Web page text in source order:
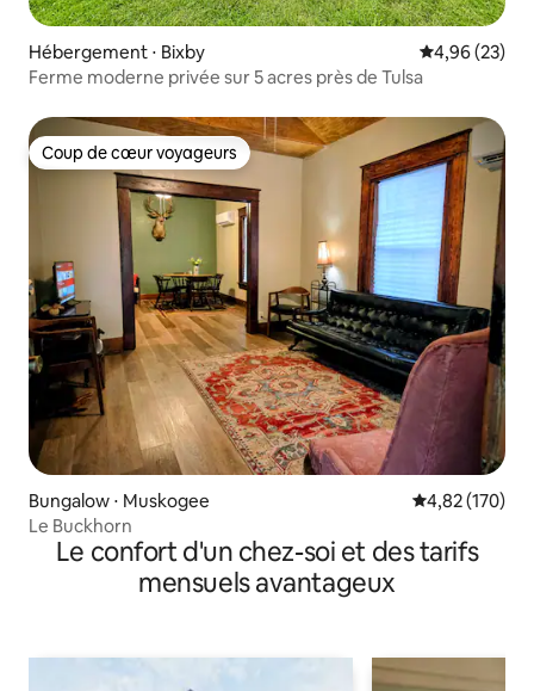
Hébergement ⋅ Bixby Évaluation
4,96 (23)
Ferme moderne privée sur 5 acres près de Tulsa
Coup de cœur voyageurs
Coup de cœur voyageurs
Bungalow ⋅ Muskogee Évaluation
4,82 (170)
Le Buckhorn
Le confort d'un chez-soi et des tarifs
mensuels avantageux